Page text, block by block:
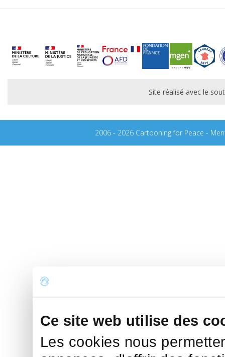
Ce site web utilise des
Les cookies nous
Site réalisé avec le
2006 - 2026 Cartooning for Peace -